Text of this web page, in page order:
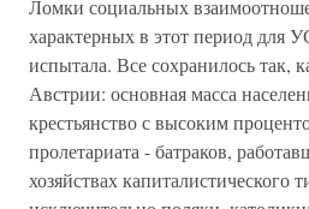
Ломки социальных
характерных в этот период для
испытала. Все сохранилось так,
Австрии: основная масса
крестьянство с высоким
пролетариата - батраков,
хозяйствах капиталистического